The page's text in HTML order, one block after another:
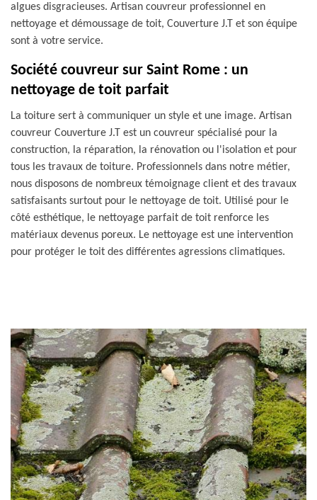
algues disgracieuses. Artisan couvreur professionnel en
nettoyage et démoussage de toit, Couverture J.T et son équipe
sont à votre service.
Société couvreur sur Saint Rome : un
nettoyage de toit parfait
La toiture sert à communiquer un style et une image. Artisan
couvreur Couverture J.T est un couvreur spécialisé pour la
construction, la réparation, la rénovation ou l'isolation et pour
tous les travaux de toiture. Professionnels dans notre métier,
nous disposons de nombreux témoignage client et des travaux
satisfaisants surtout pour le nettoyage de toit. Utilisé pour le
côté esthétique, le nettoyage parfait de toit renforce les
matériaux devenus poreux. Le nettoyage est une intervention
pour protéger le toit des différentes agressions climatiques.